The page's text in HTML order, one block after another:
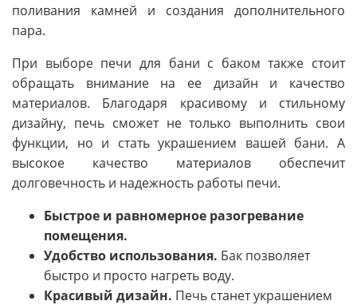
поливания камней и создания дополнительного
пара.
При выборе печи для бани с баком также стоит
обращать внимание на ее дизайн и качество
материалов. Благодаря красивому и стильному
дизайну, печь сможет не только выполнить свои
функции, но и стать украшением вашей бани. А
высокое качество материалов обеспечит
долговечность и надежность работы печи.
Быстрое и равномерное разогревание
помещения.
Удобство использования. Бак позволяет
быстро и просто нагреть воду.
Красивый дизайн. Печь станет украшением